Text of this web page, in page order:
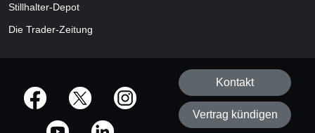
Stillhalter-Depot
Die Trader-Zeitung
offizielle Social Media-Accounts
Kontakt
Vertrag kündigen